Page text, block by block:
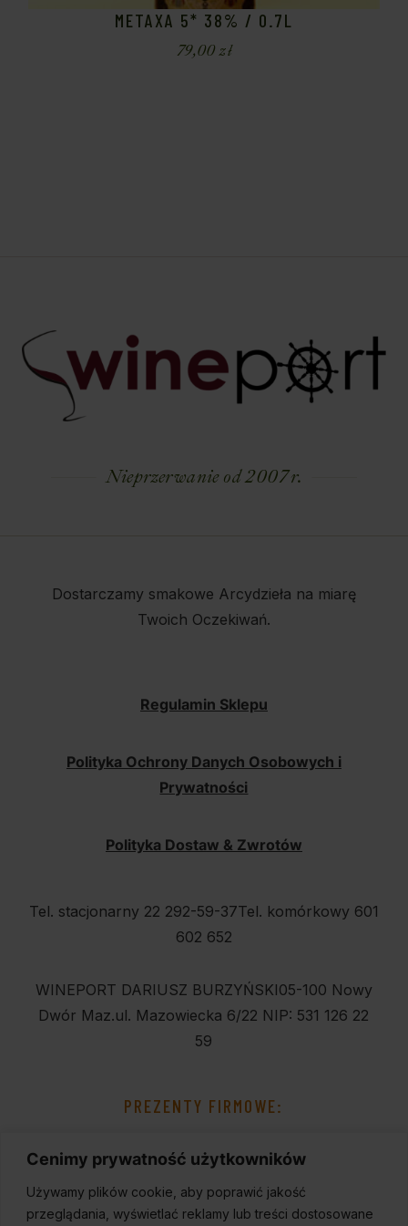
Cenimy prywatność użytkowników
Używamy plików cookie, aby poprawić jakość
przeglądania, wyświetlać reklamy lub treści dostosowane
METAXA 5* 38% / 0.7L
79,00zł
Nieprzerwanie od 2007 r.
Dostarczamy smakowe Arcydzieła na miarę
Twoich Oczekiwań.
Regulamin Sklepu
Polityka Ochrony Danych Osobowych i
Prywatności
Polityka Dostaw & Zwrotów
Tel. stacjonarny 22 292-59-37Tel. komórkowy 601
602 652
WINEPORT DARIUSZ BURZYŃSKI05-100 Nowy
Dwór Maz.ul. Mazowiecka 6/22 NIP: 531 126 22
59
PREZENTY FIRMOWE: